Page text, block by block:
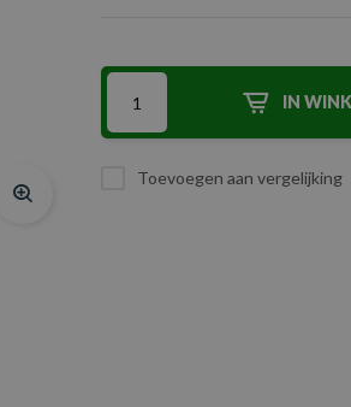
IN
Toevoegen aan vergelijking